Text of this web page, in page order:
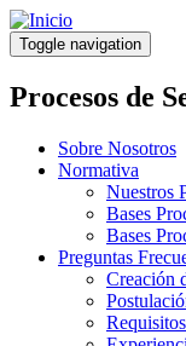
Pasar
al
contenido
principal
Toggle navigation
Procesos de
Sobre Nosotros
Normativa
Nuestros
Bases
Bases
Preguntas
Creación